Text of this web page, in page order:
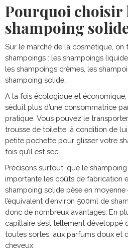
Pourquoi choisir
shampoing
Sur le marché de la cosmétique,
shampoings : les shampoings
les shampoings crèmes, les
shampoing solide…
A la fois écologique et
séduit plus d’une consommatrice
pratique. Vous pouvez le
trousse de toilette, à condition de
petite pochette pour glisser votre
fois qu’il est sec.
Précisons surtout, que le
importante les coûts de fabrication
shampoing solide pèse en
l’équivalent d’environ 500ml de
donc de nombreux avantages. En
capillaire s’est tellement
toutes sortes, aux parfums doux et
cheveux.